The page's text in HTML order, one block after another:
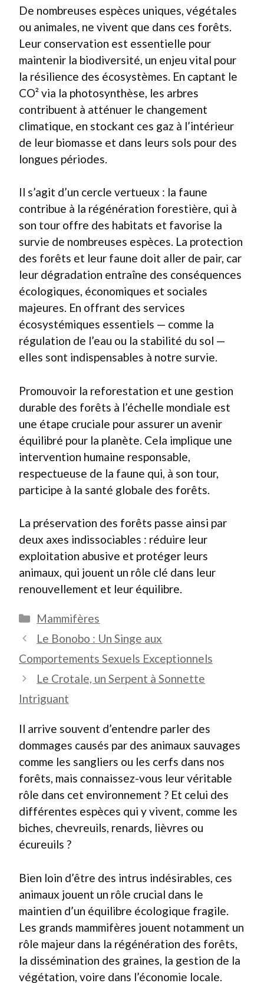
De nombreuses espèces uniques, végétales
ou animales, ne vivent que dans ces forêts.
Leur conservation est essentielle pour
maintenir la biodiversité, un enjeu vital pour
la résilience des écosystèmes. En captant le
CO² via la photosynthèse, les arbres
contribuent à atténuer le changement
climatique, en stockant ces gaz à l’intérieur
de leur biomasse et dans leurs sols pour des
longues périodes.
Il s’agit d’un cercle vertueux : la faune
contribue à la régénération forestière, qui à
son tour offre des habitats et favorise la
survie de nombreuses espèces. La protection
des forêts et leur faune doit aller de pair, car
leur dégradation entraîne des conséquences
écologiques, économiques et sociales
majeures. En offrant des services
écosystémiques essentiels — comme la
régulation de l’eau ou la stabilité du sol —
elles sont indispensables à notre survie.
Promouvoir la reforestation et une gestion
durable des forêts à l’échelle mondiale est
une étape cruciale pour assurer un avenir
équilibré pour la planète. Cela implique une
intervention humaine responsable,
respectueuse de la faune qui, à son tour,
participe à la santé globale des forêts.
La préservation des forêts passe ainsi par
deux axes indissociables : réduire leur
exploitation abusive et protéger leurs
animaux, qui jouent un rôle clé dans leur
renouvellement et leur équilibre.
Catégories
Mammifères
Le Bonobo : Un Singe aux
Comportements Sexuels Exceptionnels
Le Crotale, un Serpent à Sonnette
Intriguant
Il arrive souvent d’entendre parler des
dommages causés par des animaux sauvages
comme les sangliers ou les cerfs dans nos
forêts, mais connaissez-vous leur véritable
rôle dans cet environnement ? Et celui des
différentes espèces qui y vivent, comme les
biches, chevreuils, renards, lièvres ou
écureuils ?
Bien loin d’être des intrus indésirables, ces
animaux jouent un rôle crucial dans le
maintien d’un équilibre écologique fragile.
Les grands mammifères jouent notamment un
rôle majeur dans la régénération des forêts,
la dissémination des graines, la gestion de la
végétation, voire dans l’économie locale.